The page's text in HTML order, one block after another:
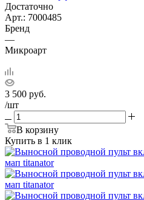
Достаточно
Арт.: 7000485
Бренд
—
Микроарт
3 500 руб.
/шт
В корзину
Купить в 1 клик